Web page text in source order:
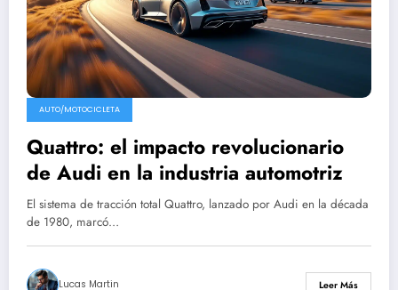
AUTO/MOTOCICLETA
Quattro: el impacto revolucionario
de Audi en la industria automotriz
El sistema de tracción total Quattro, lanzado por Audi en la década
de 1980, marcó…
Lucas Martin Leer Más